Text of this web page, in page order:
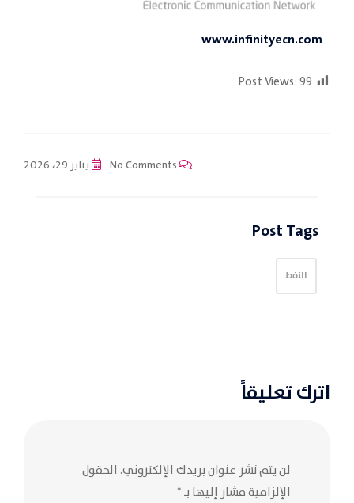
www.infinityecn.com
Post Views:99
يناير 29، 2026
Post Tags
النفط
اترك تعليقاً
لن يتم نشر عنوان بريدك الإلكتروني. الحقول
الإلزامية مشار إليها بـ*